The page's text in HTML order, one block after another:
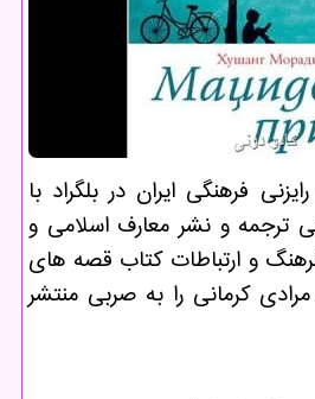
فرهنگی ایران در بلگراد با
ترجمه و نشر معارف اسلامی و
و ارتباطات كتاب قصه های
كرمانی را به صربی منتشر